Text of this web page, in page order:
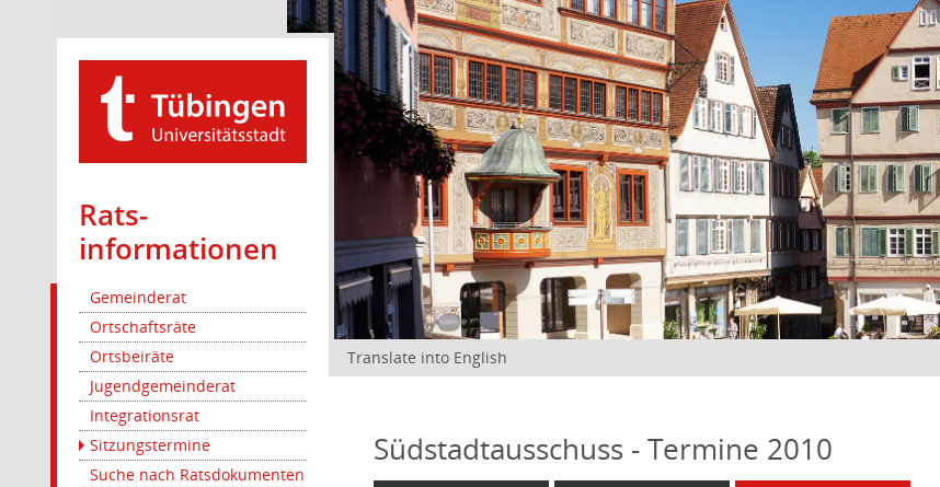
Rats­
informationen
Gemeinderat
Ortschaftsräte
Ortsbeiräte
Jugendgemeinderat
Integrationsrat
Sitzungstermine
Suche nach Ratsdokumenten
Translate into English
Südstadtausschuss - Termine 2010